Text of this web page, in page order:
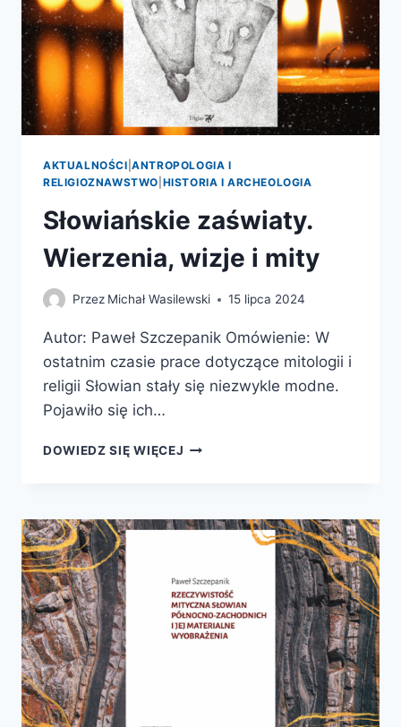
AKTUALNOŚCI |ANTROPOLOGIA I
RELIGIOZNAWSTWO HISTORIA I ARCHEOLOGIA
Słowiańskie zaświaty.
Wierzenia, wizje i mity
Przez Michał Wasilewski 15 lipca 2024
Autor: Paweł Szczepanik Omówienie: W
ostatnim czasie prace dotyczące mitologii i
religii Słowian stały się niezwykle modne.
Pojawiło się ich…
DOWIEDZ SIĘ WIĘCEJ SŁOWIAŃSKIE
I